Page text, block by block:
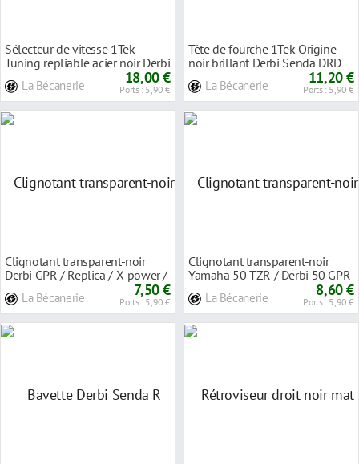
Sélecteur de vitesse 1Tek
Tuning repliable acier noir Derbi
La Bécanerie 18,00 €
Ports : 5,90 €
Tête de fourche 1Tek Origine
noir brillant Derbi Senda DRD
La Bécanerie 11,20 €
Ports : 5,90 €
Clignotant transparent-noir
Derbi GPR / Replica / X-power /
La Bécanerie 7,50 €
Ports : 5,90 €
Clignotant transparent-noir
Yamaha 50 TZR / Derbi 50 GPR
La Bécanerie 8,60 €
Ports : 5,90 €